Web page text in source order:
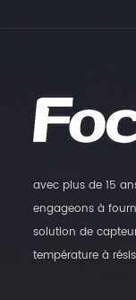
avec plus de 15
engageons à
solution de
température à